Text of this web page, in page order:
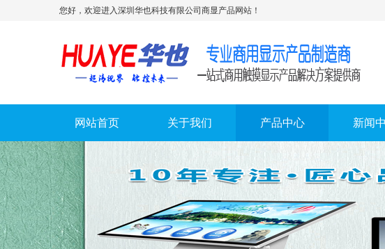
您好，欢迎进入深圳华也科技有限公司商显产品网站！
网站首页 关于我们 产品中心 新闻